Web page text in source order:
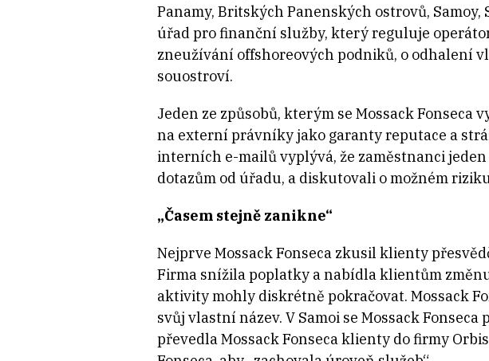
Panamy, Britských Panenských ostrovů,
úřad pro finanční služby, který reguluje
zneužívání offshoreových podniků, o odhalení
souostroví.
Jeden ze způsobů, kterým se Mossack
na externí právníky jako garanty reputace a
interních e-mailů vyplývá, že zaměstnanci
dotazům od úřadu, a diskutovali o možném
„Časem stejně zanikne“
Nejprve Mossack Fonseca zkusil klienty
Firma snížila poplatky a nabídla klientům
aktivity mohly diskrétně pokračovat. Mossack
svůj vlastní název. V Samoi se Mossack
převedla Mossack Fonseca klienty do firmy